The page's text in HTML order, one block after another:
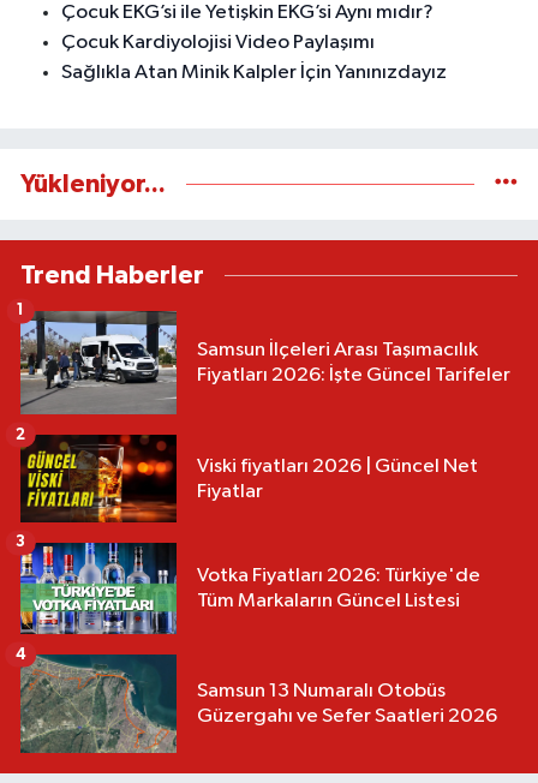
Çocuk EKG’si ile Yetişkin EKG’si Aynı mıdır?
Çocuk Kardiyolojisi Video Paylaşımı
Sağlıkla Atan Minik Kalpler İçin Yanınızdayız
Yükleniyor...
Trend Haberler
Samsun İlçeleri Arası Taşımacılık
Fiyatları 2026: İşte Güncel Tarifeler
1
Viski fiyatları 2026 | Güncel Net
Fiyatlar
2
Votka Fiyatları 2026: Türkiye'de
Tüm Markaların Güncel Listesi
3
Samsun 13 Numaralı Otobüs
Güzergahı ve Sefer Saatleri 2026
4